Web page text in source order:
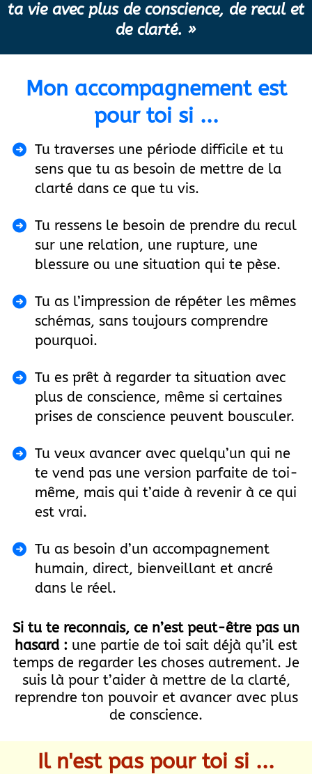
ta vie avec plus de conscience, de recul et
de clarté. »
Mon accompagnement est
pour toi si ...
Tu traverses une période difficile et tu
sens que tu as besoin de mettre de la
clarté dans ce que tu vis.
Tu ressens le besoin de prendre du recul
sur une relation, une rupture, une
blessure ou une situation qui te pèse.
Tu as l’impression de répéter les mêmes
schémas, sans toujours comprendre
pourquoi.
Tu es prêt à regarder ta situation avec
plus de conscience, même si certaines
prises de conscience peuvent bousculer.
Tu veux avancer avec quelqu’un qui ne
te vend pas une version parfaite de toi-
même, mais qui t’aide à revenir à ce qui
est vrai.
Tu as besoin d’un accompagnement
humain, direct, bienveillant et ancré
dans le réel.
Si tu te reconnais, ce n’est peut-être pas un
hasard : une partie de toi sait déjà qu’il est
temps de regarder les choses autrement. Je
suis là pour t’aider à mettre de la clarté,
reprendre ton pouvoir et avancer avec plus
de conscience.
Il n'est pas pour toi si ...